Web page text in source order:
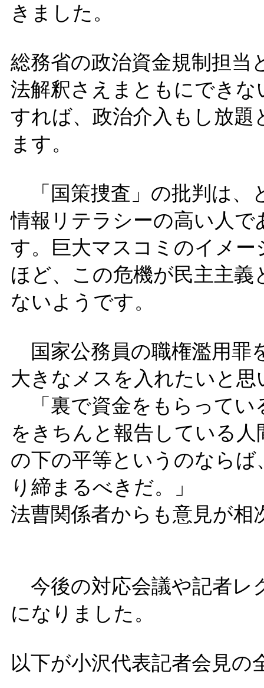
きました。
総務省の政治資金規制担当
法解釈さえまともにでき
すれば、政治介入もし放
ます。
「国策捜査」の批判は、
情報リテラシーの高い人
す。巨大マスコミのイメ
ほど、この危機が民主主
ないようです。
国家公務員の職権濫用罪
大きなメスを入れたいと思
「裏で資金をもらってい
をきちんと報告している
の下の平等というのなら
り締まるべきだ。」
法曹関係者からも意見が相
今後の対応会議や記者レ
になりました。
以下が小沢代表記者会見の